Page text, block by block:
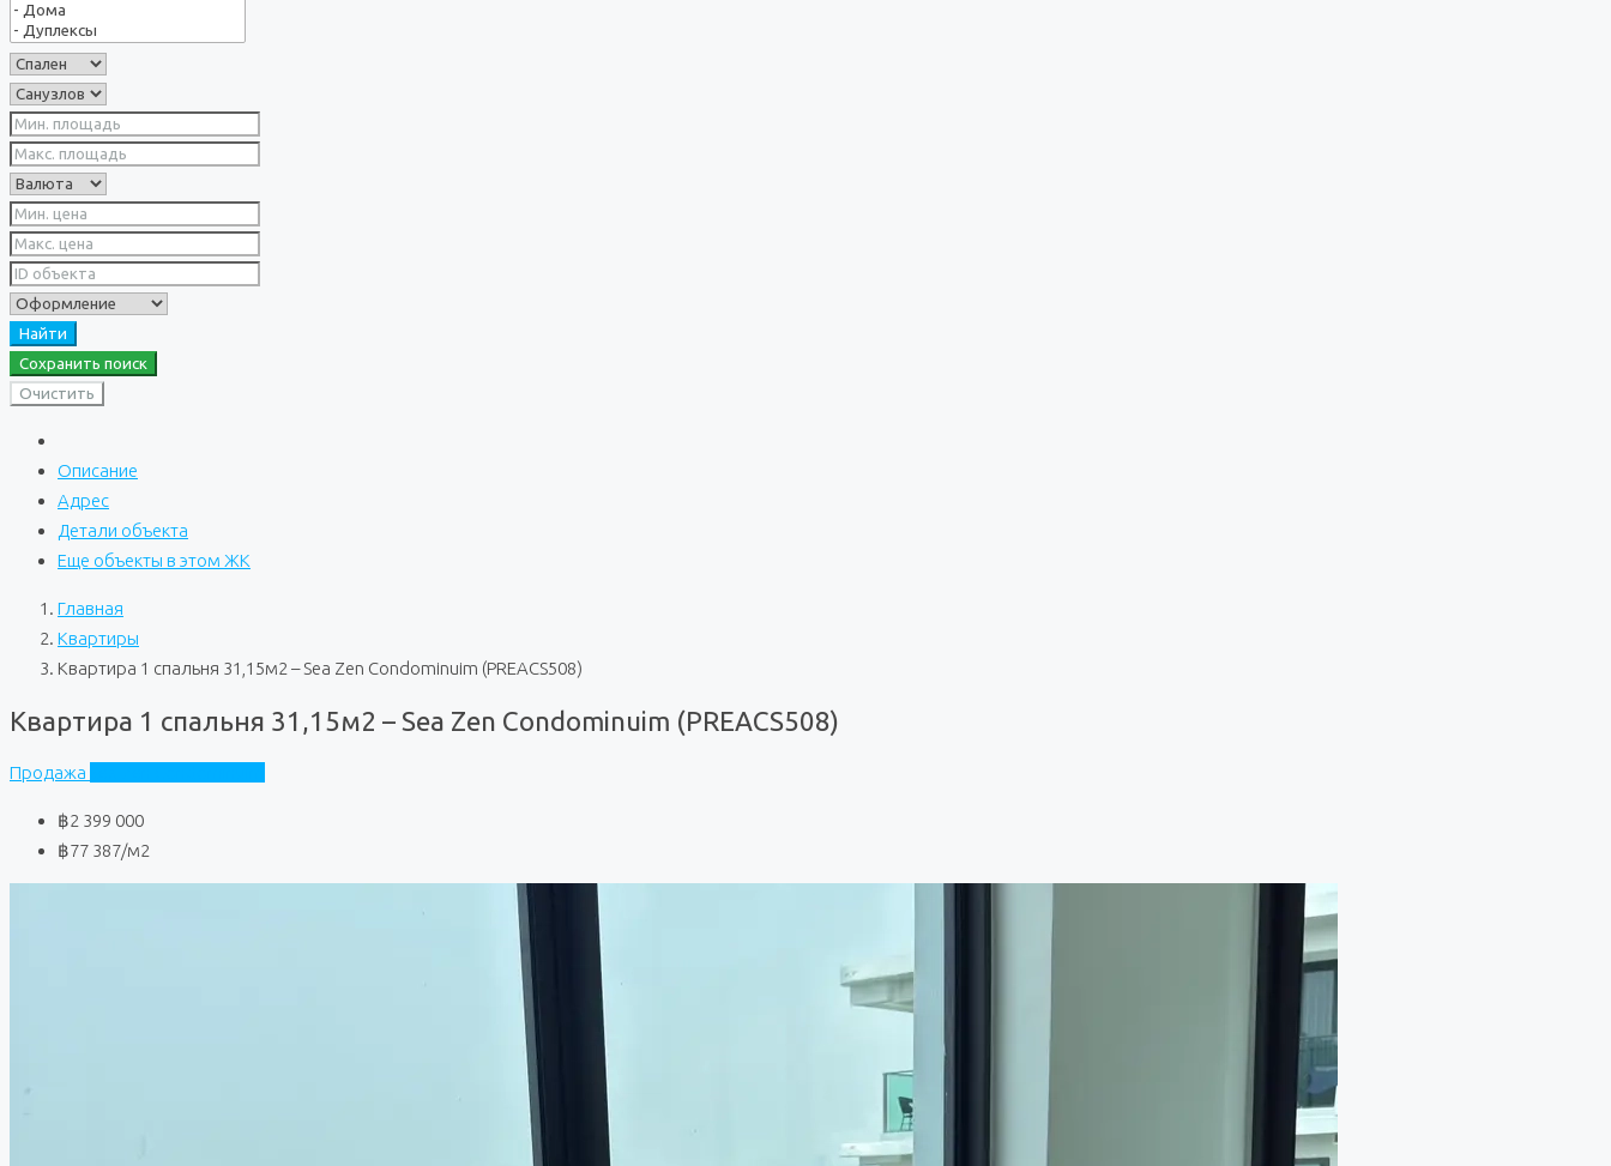
Найти
Сохранить поиск
Очистить
Описание
Адрес
Детали объекта
Еще объекты в этом ЖК
Главная
Квартиры
Квартира 1 спальня 31,15м2 – Sea Zen Condominuim (PREACS508)
Квартира 1 спальня 31,15м2 – Sea Zen Condominuim (PREACS508)
Продажа
฿2 399 000
฿77 387/м2